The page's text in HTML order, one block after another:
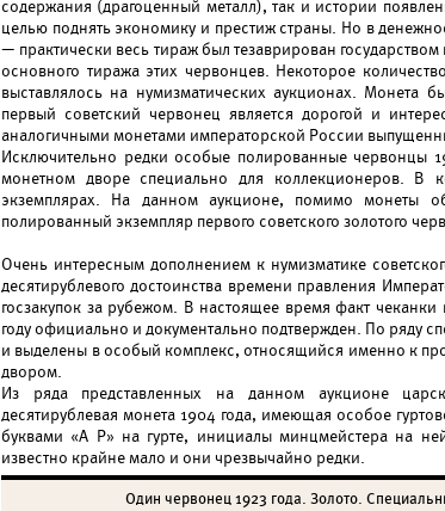
содержания (драгоценный металл), так и истории
целью поднять экономику и престиж страны. Но в
— практически весь тираж был тезаврирован
основного тиража этих червонцев. Некоторое
выставлялось на нумизматических аукционах. Монета
первый советский червонец является дорогой и
аналогичными монетами императорской России
Исключительно редки особые полированные червонцы
монетном дворе специально для коллекционеров. В
экземплярах. На данном аукционе, помимо монеты
полированный экземпляр первого советского золотого
Очень интересным дополнением к нумизматике
десятирублевого достоинства времени правления
госзакупок за рубежом. В настоящее время факт
году официально и документально подтвержден. По ряду
и выделены в особый комплекс, относящийся именно к
двором.
Из ряда представленных на данном аукционе
десятирублевая монета 1904 года, имеющая особое
буквами «А Р» на гурте, инициалы минцмейстера на
известно крайне мало и они чрезвычайно редки.
Один червонец 1923 года. Золото.